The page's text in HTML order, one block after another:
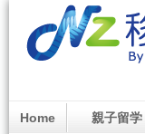
NZ移住留学
メインメニュー
Home 親子留